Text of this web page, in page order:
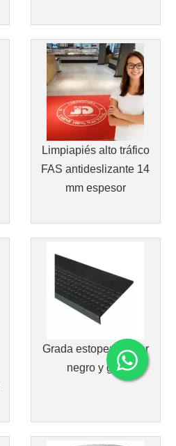
Limpiapiés alto tráfico
FAS antideslizante 14
mm espesor
Grada estoperol color
negro y gris